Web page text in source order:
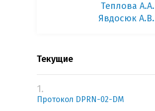
Теплова А.А.
Явдосюк А.В.
Текущие
1.
Протокол DPRN-02-DM